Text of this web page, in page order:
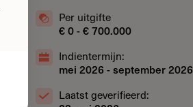
Per uitgifte
€ 0 - € 700.000
Indientermijn:
mei 2026 -september 2026
Laatst geverifieerd: